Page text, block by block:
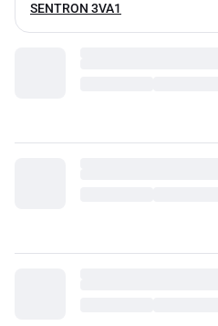
SENTRON 3VA1